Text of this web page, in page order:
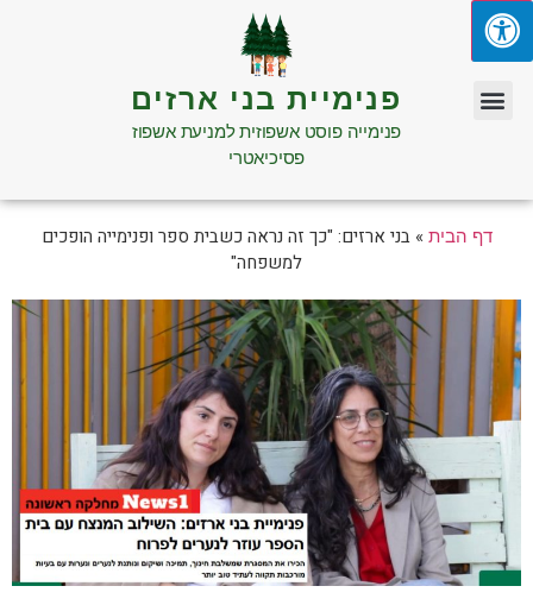
פנימיית בני ארזים
פנימייה פוסט אשפוזית למניעת אשפוז
פסיכיאטרי
דף הבית »בני ארזים: "כך זה נראה כשבית ספר ופנימייה הופכים
למשפחה"